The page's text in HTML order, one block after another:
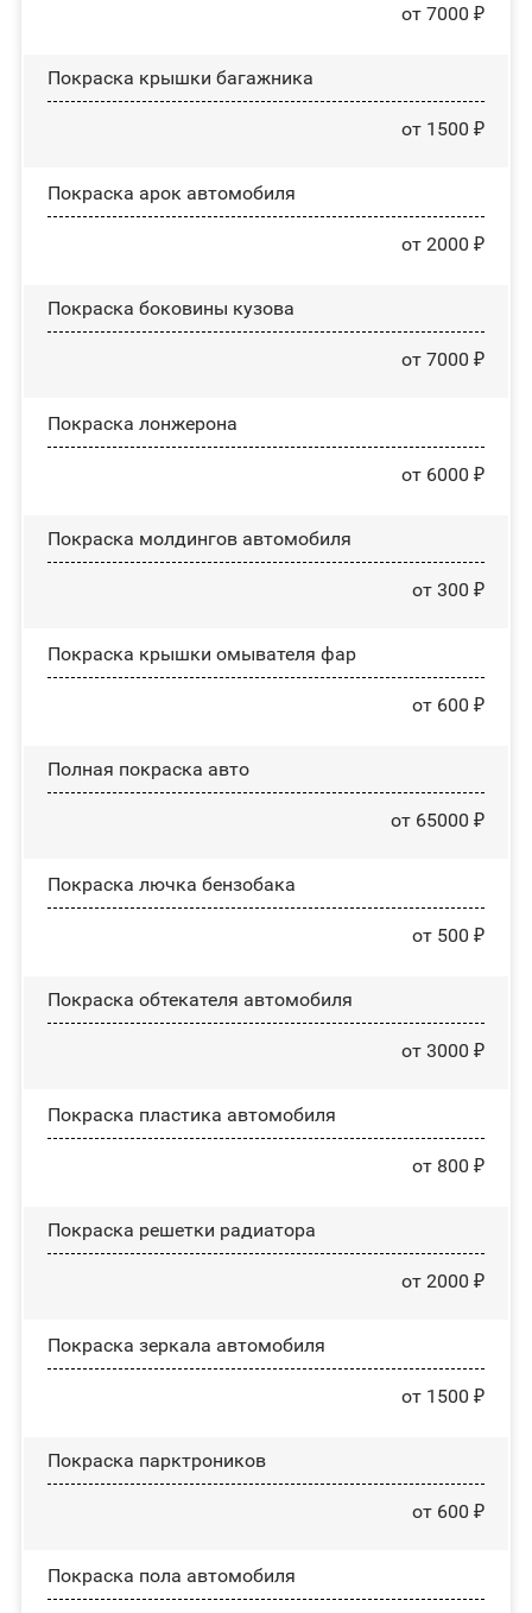
от 7000 ₽
Покраска крышки багажника
от 1500 ₽
Покраска арок автомобиля
от 2000 ₽
Покраска боковины кузова
от 7000 ₽
Покраска лонжерона
от 6000 ₽
Покраска молдингов автомобиля
от 300 ₽
Покраска крышки омывателя фар
от 600 ₽
Полная покраска авто
от 65000 ₽
Покраска лючка бензобака
от 500 ₽
Покраска обтекателя автомобиля
от 3000 ₽
Покраска пластика автомобиля
от 800 ₽
Покраска решетки радиатора
от 2000 ₽
Покраска зеркала автомобиля
от 1500 ₽
Покраска парктроников
от 600 ₽
Покраска пола автомобиля